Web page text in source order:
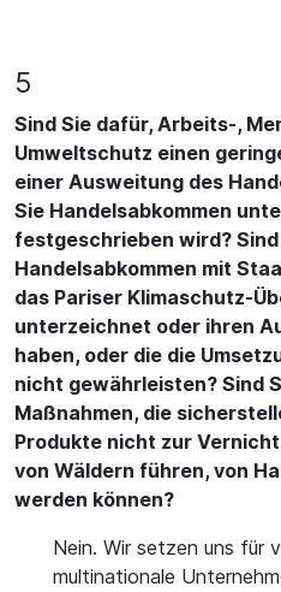
5
Sind Sie dafür, Arbeits-,
Umweltschutz einen
einer Ausweitung des
Sie Handelsabkommen
festgeschrieben wird?
Handelsabkommen mit
das Pariser Klimaschutz-
unterzeichnet oder ihren
haben, oder die die
nicht gewährleisten? Sind
Maßnahmen, die
Produkte nicht zur
von Wäldern führen, von
werden können?
Nein. Wir setzen uns für
multinationale